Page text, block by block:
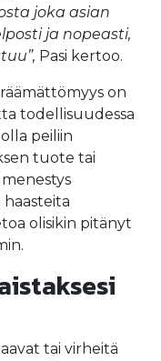
joka asian
ja nopeasti,
Pasi kertoo.
on
todellisuudessa
peiliin
tuote tai
olisikin pitänyt
tai virheitä